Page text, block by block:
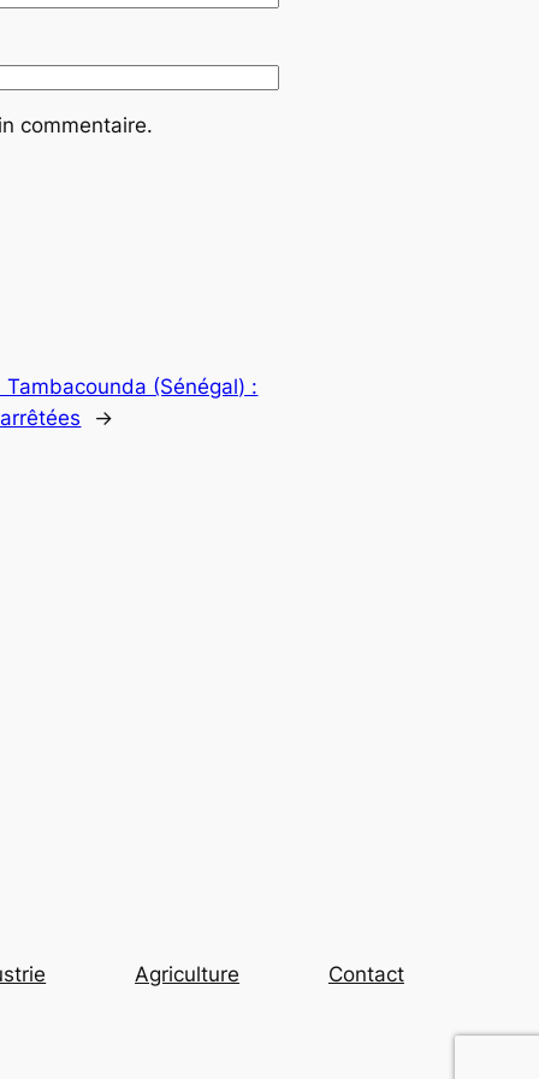
commentaire.
(Sénégal) :
→
Agriculture Contact